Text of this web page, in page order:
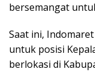
bersemangat
Saat ini,
untuk posisi
berlokasi di